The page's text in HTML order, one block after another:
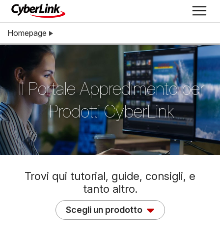
Homepage
Il Portale Appredimento per
Prodotti CyberLink
Trovi qui tutorial, guide, consigli, e
tanto altro.
Scegli un prodotto